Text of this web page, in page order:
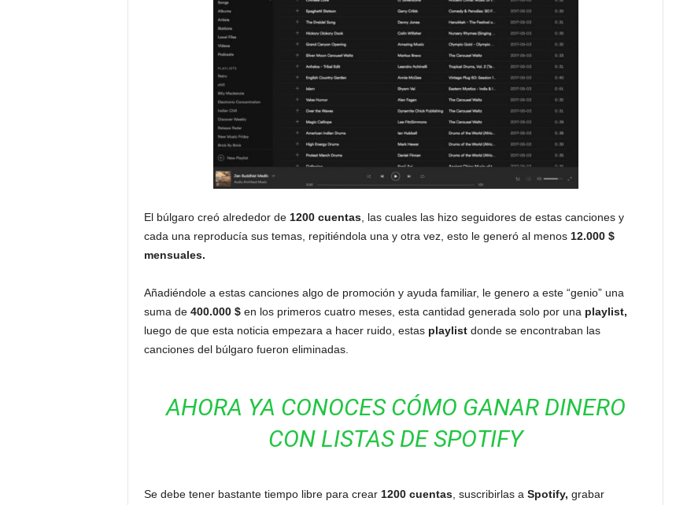
El búlgaro creó alrededor de 1200 cuentas, las cuales las hizo seguidores de estas canciones y
cada una reproducía sus temas, repitiéndola una y otra vez, esto le generó al menos 12.000 $
mensuales.
Añadiéndole a estas canciones algo de promoción y ayuda familiar, le genero a este “genio” una
suma de 400.000 $en los primeros cuatro meses, esta cantidad generada solo por una playlist,
luego de que esta noticia empezara a hacer ruido, estas playlistdonde se encontraban las
canciones del búlgaro fueron eliminadas.
AHORA YA CONOCES CÓMO GANAR DINERO
CON LISTAS DE SPOTIFY
Se debe tener bastante tiempo libre para crear 1200 cuentas, suscribirlas a Spotify, grabar